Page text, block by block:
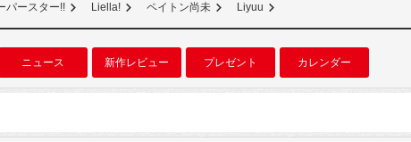
パースター!! Liella! ペイトン尚未 Liyuu
ニュース 新作レビュー プレゼント カレンダー